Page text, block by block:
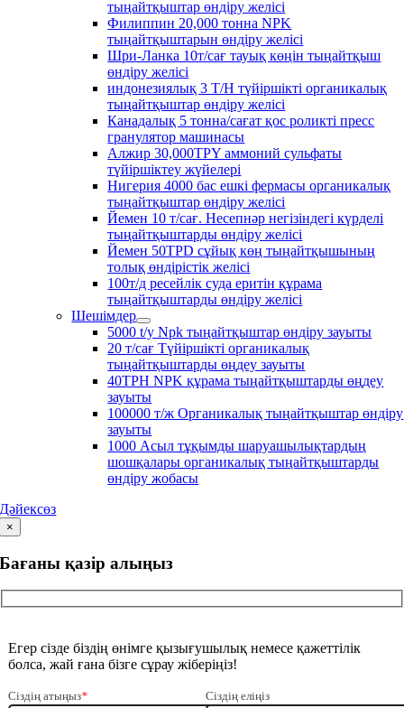
тыңайтқыштар өндіру желісі
Филиппин 20,000 тонна NPK
тыңайтқыштарын өндіру желісі
Шри-Ланка 10т/сағ тауық көңін тыңайтқыш
өндіру желісі
индонезиялық 3 T/H түйіршікті органикалық
тыңайтқыштар өндіру желісі
Канадалық 5 тонна/сағат қос роликті пресс
гранулятор машинасы
Алжир 30,000TPY аммоний сульфаты
түйіршіктеу жүйелері
Нигерия 4000 бас ешкі фермасы органикалық
тыңайтқыштар өндіру желісі
Йемен 10 т/сағ. Несепнәр негізіндегі күрделі
тыңайтқыштарды өндіру желісі
Йемен 50TPD сұйық көң тыңайтқышының
толық өндірістік желісі
100т/д ресейлік суда еритін құрама
тыңайтқыштарды өндіру желісі
Шешімдер
5000 t/y Npk тыңайтқыштар өндіру зауыты
20 т/сағ Түйіршікті органикалық
тыңайтқыштарды өңдеу зауыты
40TPH NPK құрама тыңайтқыштарды өңдеу
зауыты
100000 т/ж Органикалық тыңайтқыштар өндіру
зауыты
1000 Асыл тұқымды шаруашылықтардың
шошқалары органикалық тыңайтқыштарды
өндіру жобасы
Дәйексөз
×
Бағаны қазір алыңыз
Егер сізде біздің өнімге қызығушылық немесе қажеттілік
болса, жай ғана бізге сұрау жіберіңіз!
Сіздің атыңыз* Сіздің еліңіз